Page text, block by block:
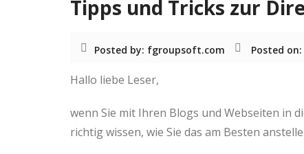
Tipps und Tricks zur
Posted by: fgroupsoft.com Posted
Hallo liebe Leser,
wenn Sie mit Ihren Blogs und Webseiten in
richtig wissen, wie Sie das am Besten